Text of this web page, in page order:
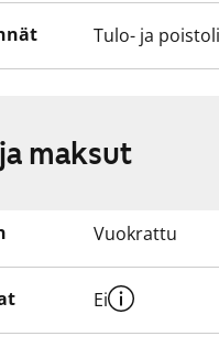
Tulo- ja
maksut
Vuokrattu
Ei